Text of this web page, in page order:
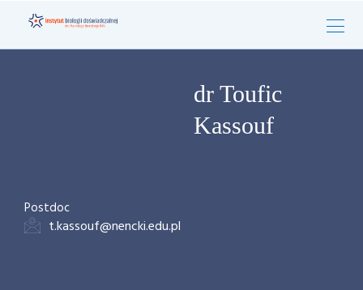
dr Toufic
Kassouf
Postdoc
t.kassouf@nencki.edu.pl